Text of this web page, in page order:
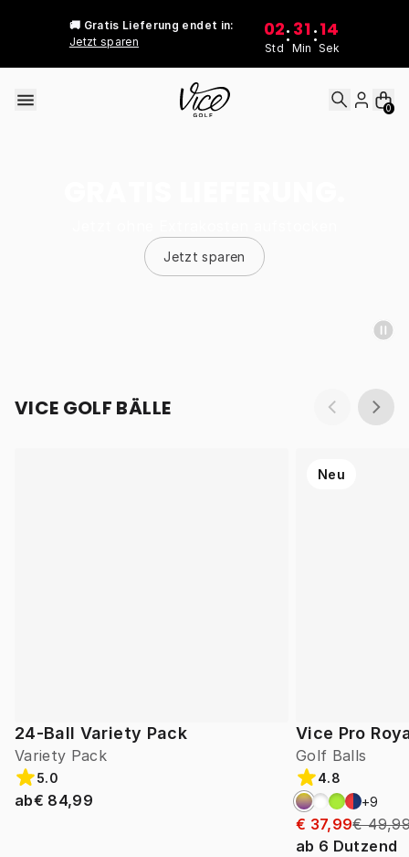
🚚 Gratis Lieferung endet in:
Jetzt sparen
02
Std
: 31
Min
:14
Sek
0
Jetzt sparen
VICE GOLF BÄLLE
24-Ball Variety Pack
Variety Pack
5.0
ab€ 84,99
Vice Pro
Golf Balls
Neu
4.8
+9
€ 37,99€
ab 6 Dutzend